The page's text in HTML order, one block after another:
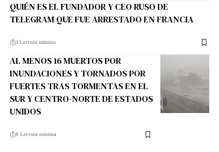
QUIÉN ES EL FUNDADOR Y CEO RUSO DE
TELEGRAM QUE FUE ARRESTADO EN FRANCIA
3 Lectura mínima
AL MENOS 16 MUERTOS POR
INUNDACIONES Y TORNADOS POR
FUERTES TRAS TORMENTAS EN EL
SUR Y CENTRO-NORTE DE ESTADOS
UNIDOS
8 Lectura mínima